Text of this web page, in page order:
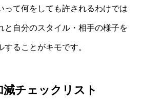
って何をしても許されるわけでは
と自分のスタイル・相手の様子を
ることがキモです。
減チェックリスト